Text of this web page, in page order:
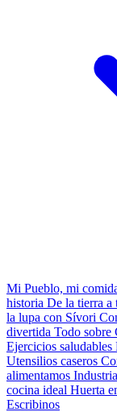
Mi Pueblo, mi
historia De la tierra a
la lupa con Sívori
divertida Todo sobre
Ejercicios saludables
Utensilios caseros
alimentamos
cocina ideal Huerta
Escribinos